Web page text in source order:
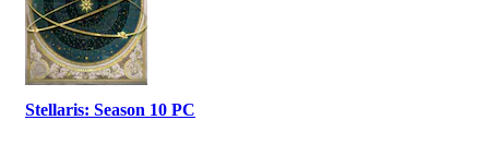
Stellaris: Season 10 PC